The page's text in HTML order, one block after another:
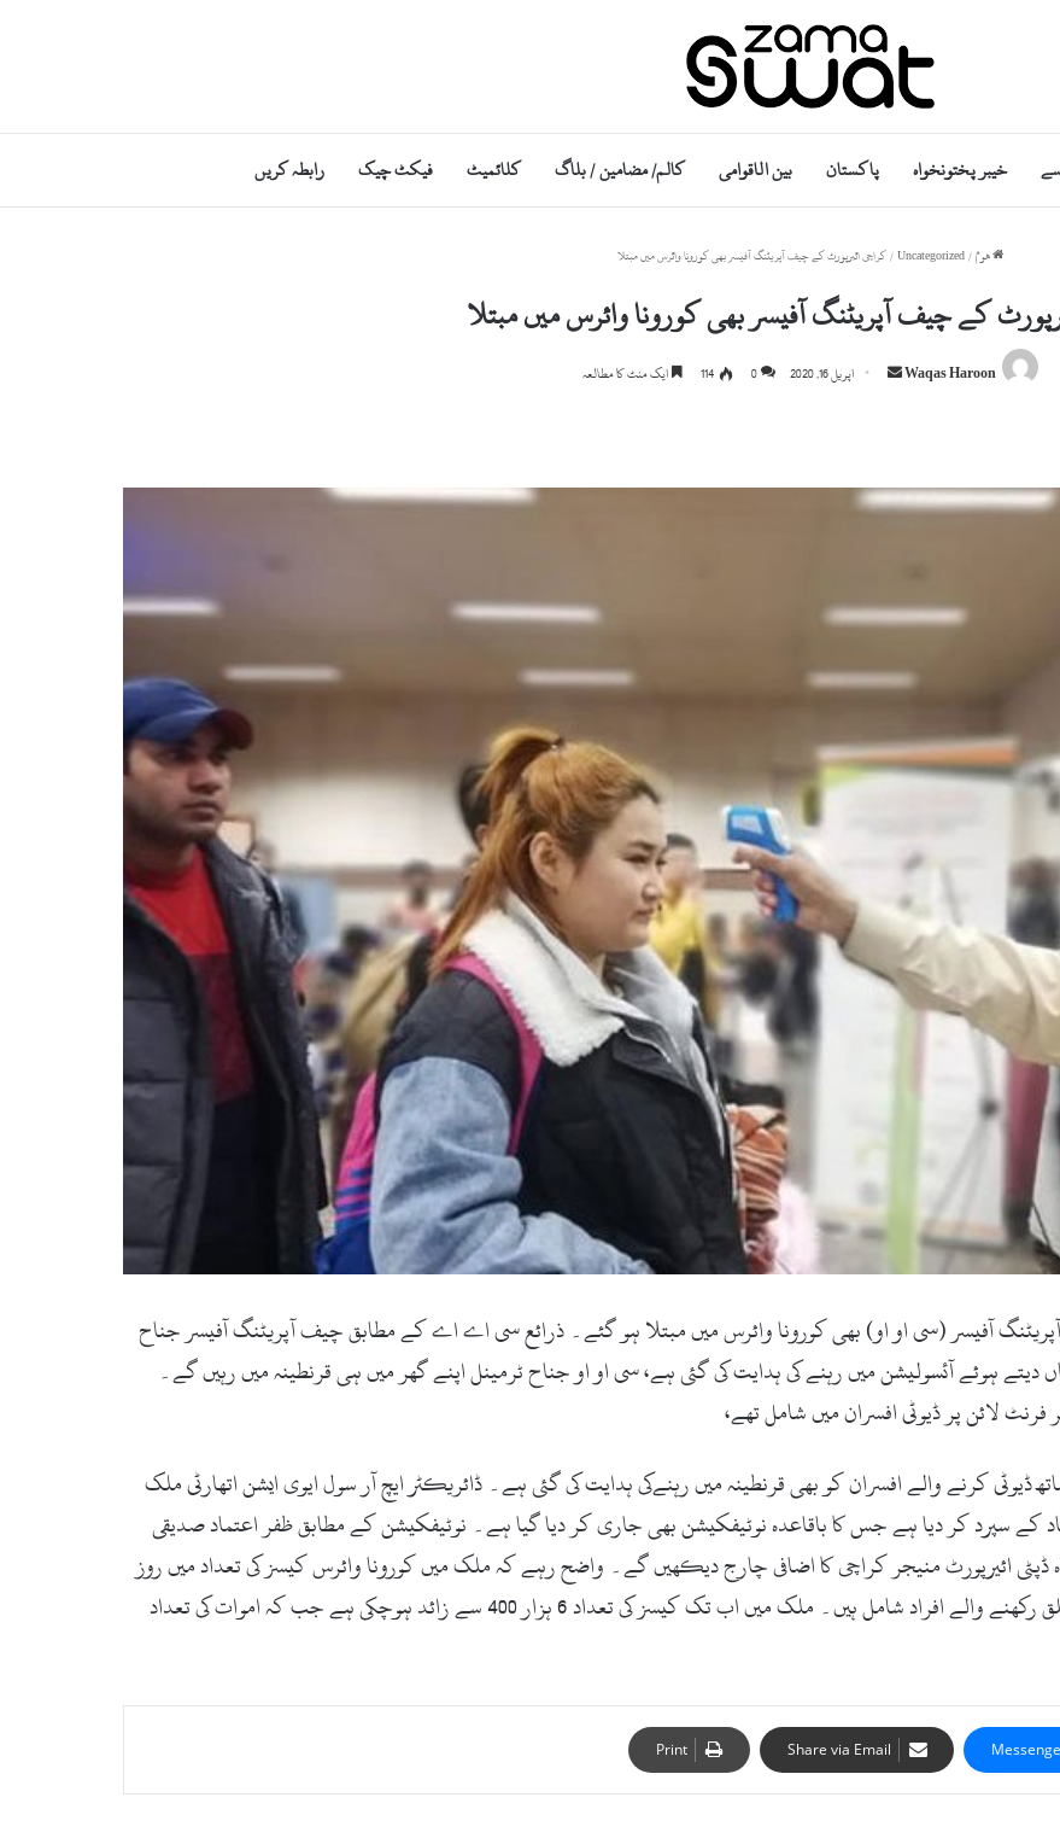
خیبر پختونخواہ پاکستان بین الاقوامی کالم/ مضامین / بلاگ کلائمیٹ فیکٹ چیک رابطہ کریں
ھوم/
Uncategorized
/کراچی ائیرپورٹ کے چیف آپریٹنگ آفیسر بھی کورونا وائرس میں مبتلا
کے چیف آپریٹنگ آفیسر بھی کورونا وائرس میں مبتلا
Waqas Haroon
Send اپریل 16, 2020 0
114 ایک منٹ کا مطالعہ
آفیسر (سی او او) بھی کورونا وائرس میں مبتلا ہو گئے۔ ذرائع سی اے اے کے مطابق چیف آپریٹنگ آفیسر جناح
ہوئے آئسولیشن میں رہنے کی ہدایت کی گئی ہے، سی او او جناح ٹرمینل اپنے گھر میں ہی قرنطینہ میں رہیں گے۔
فرنٹ لائن پر ڈیوٹی افسران میں شامل تھے،
ڈیوٹی کرنے والے افسران کو بھی قرنطینہ میں رہنےکی ہدایت کی گئی ہے۔ ڈائریکٹر ایچ آر سول ایوی ایشن اتھارٹی ملک
کے سپرد کر دیا ہے جس کا باقاعدہ نوٹیفکیشن بھی جاری کر دیا گیا ہے۔ نوٹیفکیشن کے مطابق ظفر اعتماد صدیقی
ڈپٹی ائیرپورٹ منیجر کراچی کا اضافی چارج دیکھیں گے۔ واضح رہے کہ ملک میں کورونا وائرس کیسز کی تعداد میں روز
بروز اضافہ ہوتا جارہا ہے جس میں مختلف شعبوں سے تعلق رکھنے والے افراد شامل ہیں۔ ملک میں اب تک کیسز کی تعداد 6 ہزار 400 سے زائد ہوچکی ہے جب کہ اموات کی تعداد
Share via Email
Print